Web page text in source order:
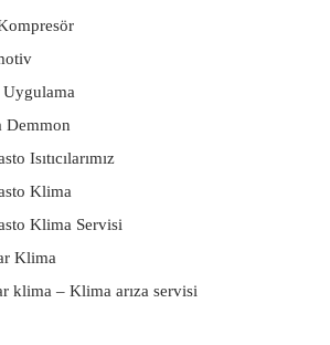
Uygulama
Demmon
Isıtıcılarımız
Klima
Klima Servisi
Klima
klima – Klima arıza servisi